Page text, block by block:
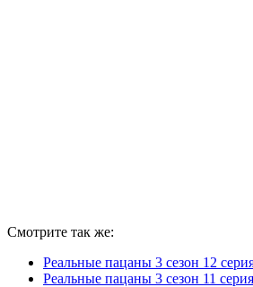
Смотрите так же:
Реальные пацаны 3 сезон 12
Реальные пацаны 3 сезон 11 серия